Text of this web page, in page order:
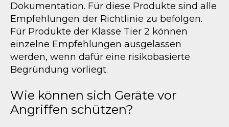
Dokumentation. Für diese Produkte sind alle
Empfehlungen der Richtlinie zu befolgen.
Für Produkte der Klasse Tier 2 können
einzelne Empfehlungen ausgelassen
werden, wenn dafür eine risikobasierte
Begründung vorliegt.
Wie können sich Geräte vor
Angriffen schützen?